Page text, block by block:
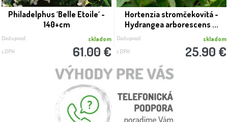
Philadelphus ´Belle Etoile´ -
140+cm
Dostupnosť: skladom
s DPH 61.00 €
Hortenzia stromčekovitá -
Hydrangea arborescens ...
Dostupnosť: skladom
s DPH 25.90 €